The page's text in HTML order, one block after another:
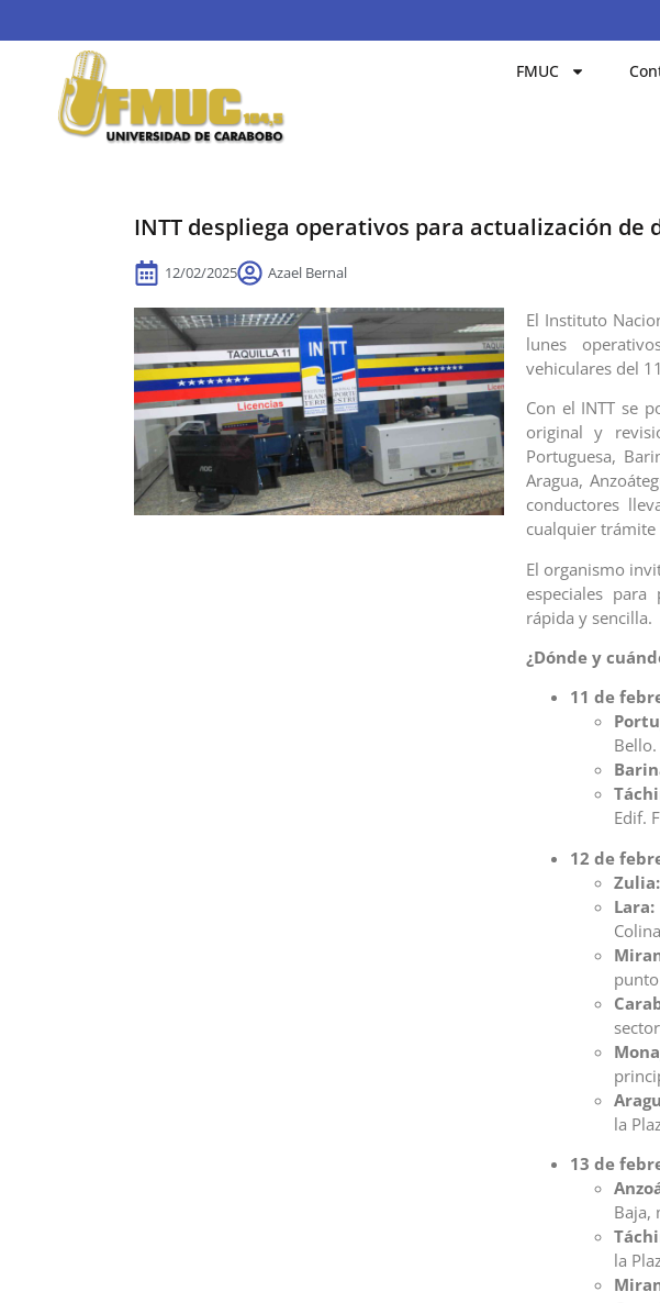
FMUC
INTT despliega operativos para actualización
12/02/2025 Azael Bernal
El Instituto
lunes
vehiculares del
Con el INTT se
original y
Portuguesa,
Aragua,
conductores
cualquier trámite
El organismo
especiales
rápida y sencilla.
¿Dónde y
11 de
Bello.
Edif.
12 de
Zulia:
Lara:
la
13 de
Baja,
la